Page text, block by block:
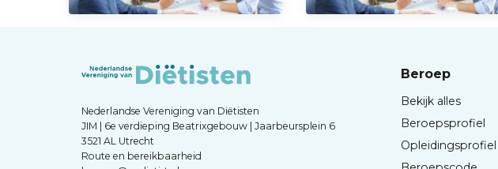
Nederlandse Vereniging van Diëtisten
JIM | 6e verdieping Beatrixgebouw | Jaarbeursplein 6
3521 AL Utrecht
Route en bereikbaarheid
Beroep
Bekijk alles
Beroepsprofiel
Opleidingsprofiel